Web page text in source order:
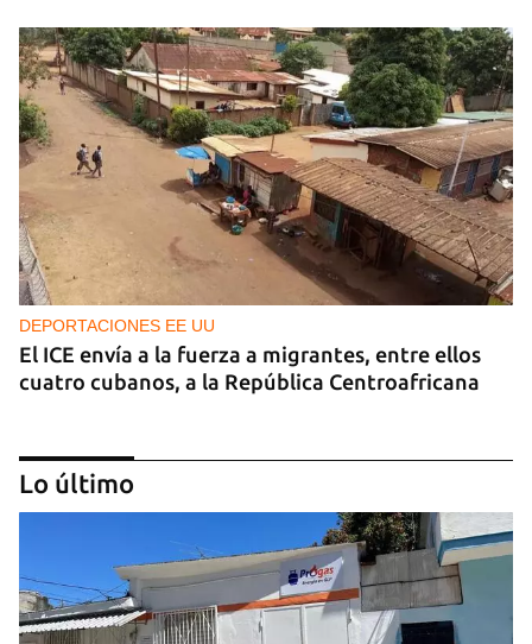
DEPORTACIONES EE UU
El ICE envía a la fuerza a migrantes, entre ellos
cuatro cubanos, a la República Centroafricana
Lo último